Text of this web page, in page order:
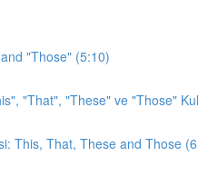
"Those" (5:10)
"That", "These" ve "Those"
This, That, These and Those